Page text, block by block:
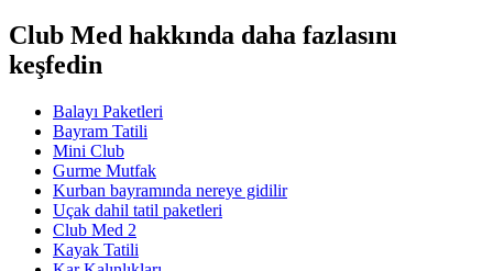
Club Med hakkında daha fazlasını
keşfedin
Balayı Paketleri
Bayram Tatili
Mini Club
Gurme Mutfak
Kurban bayramında nereye gidilir
Uçak dahil tatil paketleri
Club Med 2
Kayak Tatili